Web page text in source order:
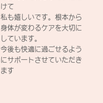
けて
私も嬉しいです。根本から
身体が変わるケアを大切に
しています。
今後も快適に過ごせるよう
にサポートさせていただき
ます